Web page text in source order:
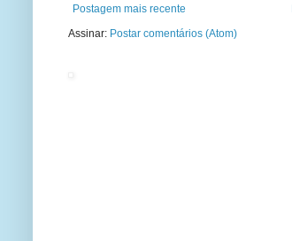
Postagem mais recente
Assinar: Postar comentários (Atom)